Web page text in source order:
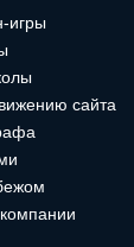
игры
сайта